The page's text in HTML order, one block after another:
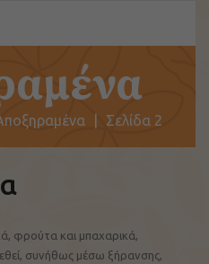
Σελίδα 2
φρούτα και μπαχαρικά,
συνήθως μέσω ξήρανσης,